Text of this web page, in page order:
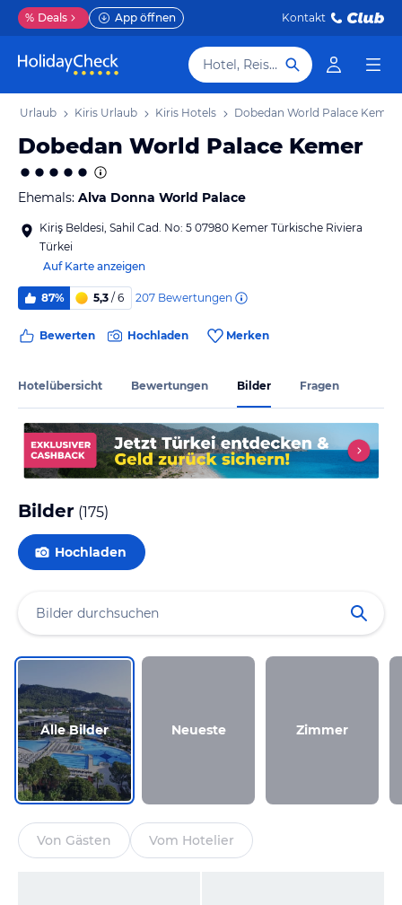
% Deals App öffnen Kontakt
Hotel, Reiseziel
Urlaub Kiris Urlaub Kiris Hotels Dobedan World Palace Kemer
Dobedan World Palace Kemer
Ehemals: Alva Donna World Palace
Kiriş Beldesi, Sahil Cad. No: 5 07980 Kemer Türkische Riviera
Türkei
Auf Karte anzeigen
87% 5,3 / 6 207 Bewertungen
Bewerten Hochladen Merken
Hotelübersicht Bewertungen Bilder Fragen
Bilder (175)
Hochladen
Alle Bilder Neueste Zimmer
Von Gästen Vom Hotelier